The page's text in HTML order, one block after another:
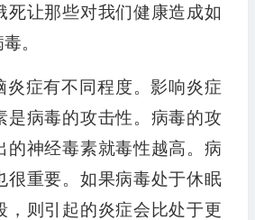
死让那些对我们健康造成如
。
炎症有不同程度。影响炎症
是病毒的攻击性。病毒的攻
的神经毒素就毒性越高。病
很重要。如果病毒处于休眠
，则引起的炎症会比处于更